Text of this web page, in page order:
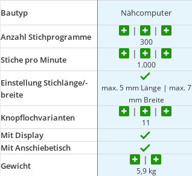
Bautyp
Nähcomputer
Anzahl Stichprogramme
300
Stiche pro Minute 1.000
Einstellung Stichlänge/-
breite
max. 5 mm Länge | max. 7
mm Breite
Knopflochvarianten 11
Mit Display
Mit Anschiebetisch
Gewicht
5,9 kg